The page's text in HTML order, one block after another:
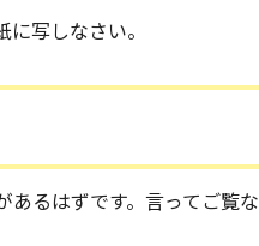
写しなさい。
あるはずです。言ってご覧な